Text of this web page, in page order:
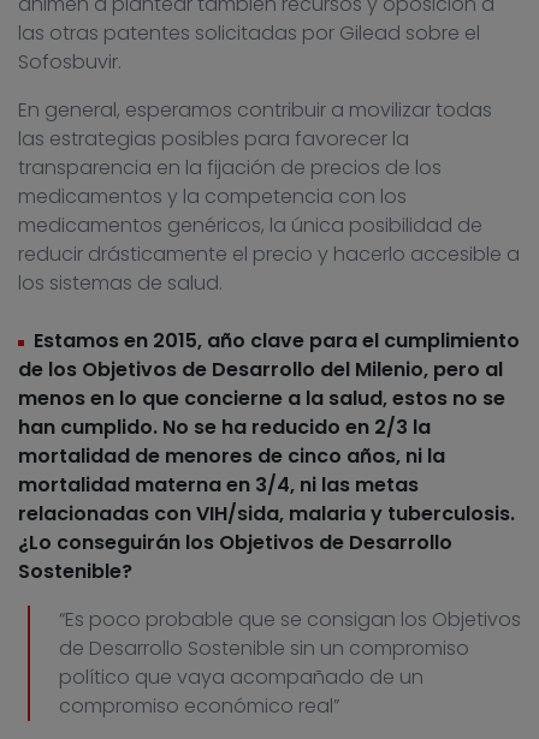
las otras patentes solicitadas por Gilead sobre el
Sofosbuvir.
En general, esperamos contribuir a movilizar todas
las estrategias posibles para favorecer la
transparencia en la fijación de precios de los
medicamentos y la competencia con los
medicamentos genéricos, la única posibilidad de
reducir drásticamente el precio y hacerlo accesible a
los sistemas de salud.
Estamos en 2015, año clave para el cumplimiento
de los Objetivos de Desarrollo del Milenio, pero al
menos en lo que concierne a la salud, estos no se
han cumplido. No se ha reducido en 2/3 la
mortalidad de menores de cinco años, ni la
mortalidad materna en 3/4, ni las metas
relacionadas con VIH/sida, malaria y tuberculosis.
¿Lo conseguirán los Objetivos de Desarrollo
Sostenible?
“Es poco probable que se consigan los Objetivos
de Desarrollo Sostenible sin un compromiso
político que vaya acompañado de un
compromiso económico real”